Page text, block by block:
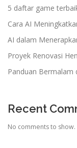
5 daftar game
Cara AI
AI dalam
Proyek Renovasi
Panduan Bermalam
Recent
No comments to show.